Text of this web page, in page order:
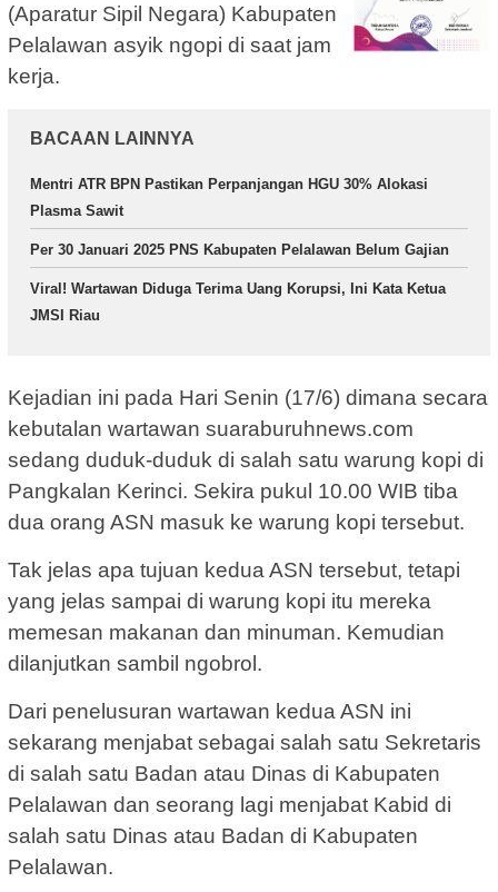
(Aparatur Sipil Negara) Kabupaten
Pelalawan asyik ngopi di saat jam
kerja.
BACAAN LAINNYA
Mentri ATR BPN Pastikan Perpanjangan HGU 30% Alokasi
Plasma Sawit
Per 30 Januari 2025 PNS Kabupaten Pelalawan Belum Gajian
Viral! Wartawan Diduga Terima Uang Korupsi, Ini Kata Ketua
JMSI Riau
Kejadian ini pada Hari Senin (17/6) dimana secara
kebutalan wartawan suaraburuhnews.com
sedang duduk-duduk di salah satu warung kopi di
Pangkalan Kerinci. Sekira pukul 10.00 WIB tiba
dua orang ASN masuk ke warung kopi tersebut.
Tak jelas apa tujuan kedua ASN tersebut, tetapi
yang jelas sampai di warung kopi itu mereka
memesan makanan dan minuman. Kemudian
dilanjutkan sambil ngobrol.
Dari penelusuran wartawan kedua ASN ini
sekarang menjabat sebagai salah satu Sekretaris
di salah satu Badan atau Dinas di Kabupaten
Pelalawan dan seorang lagi menjabat Kabid di
salah satu Dinas atau Badan di Kabupaten
Pelalawan.